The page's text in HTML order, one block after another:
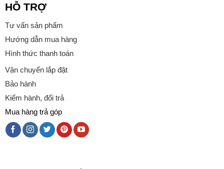
HỖ TRỢ
Tư vấn sản phẩm
Hướng dẫn mua hàng
Hình thức thanh toán
Vận chuyển lắp đặt
Bảo hành
Kiểm hành, đổi trả
Mua hàng trả góp